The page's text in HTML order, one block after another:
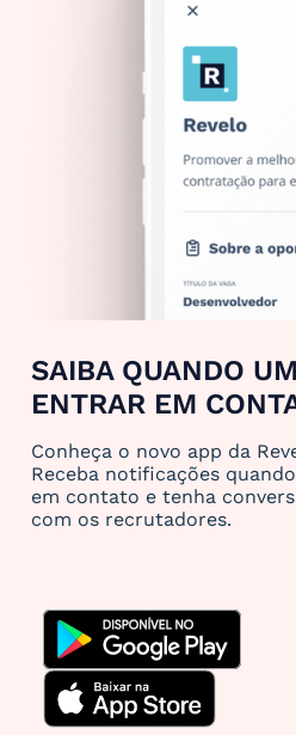
SAIBA QUANDO
ENTRAR EM
Conheça o novo app da
Receba notificações
em contato e tenha
com os recrutadores.